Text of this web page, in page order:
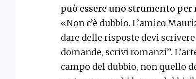
può essere uno strumento per
«Non c’è dubbio. L’amico
dare delle risposte devi
domande, scrivi romanzi”.
campo del dubbio, non quello